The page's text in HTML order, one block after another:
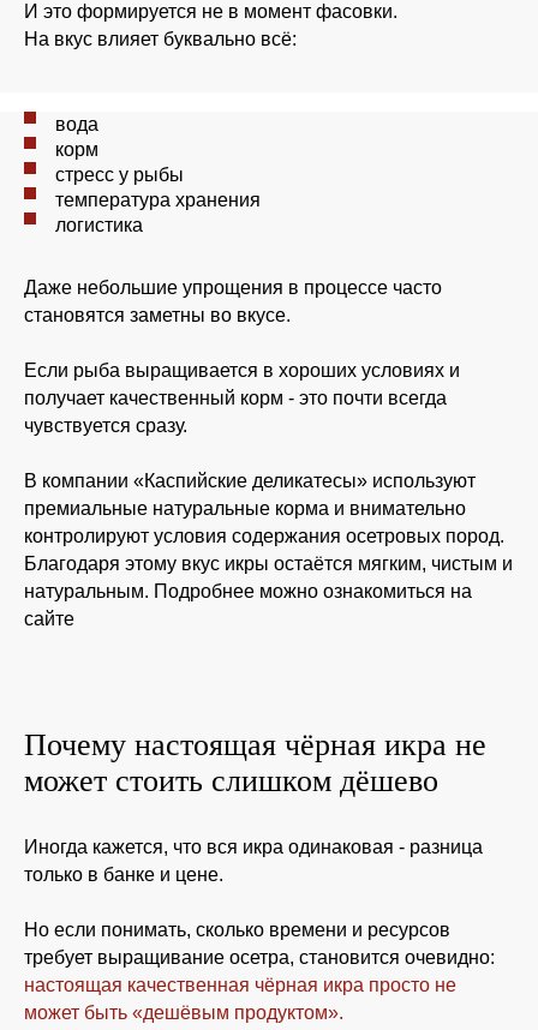
И это формируется не в момент фасовки.
На вкус влияет буквально всё:
вода
корм
стресс у рыбы
температура хранения
логистика
Даже небольшие упрощения в процессе часто
становятся заметны во вкусе.
Если рыба выращивается в хороших условиях и
получает качественный корм - это почти всегда
чувствуется сразу.
В компании «Каспийские деликатесы» используют
премиальные натуральные корма и внимательно
контролируют условия содержания осетровых пород.
Благодаря этому вкус икры остаётся мягким, чистым и
натуральным. Подробнее можно ознакомиться на
сайте
Почему настоящая чёрная икра не
может стоить слишком дёшево
Иногда кажется, что вся икра одинаковая - разница
только в банке и цене.
Но если понимать, сколько времени и ресурсов
требует выращивание осетра, становится очевидно:
настоящая качественная чёрная икра просто не
может быть «дешёвым продуктом».